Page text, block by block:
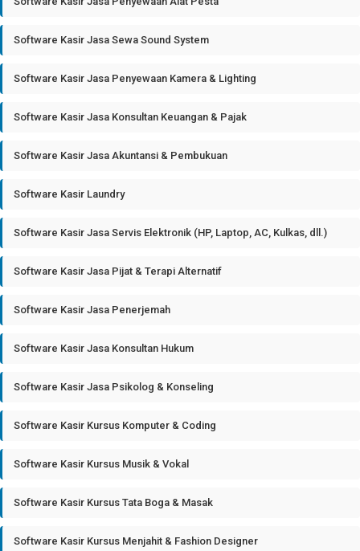
Software Kasir Jasa Sewa Sound System
Software Kasir Jasa Penyewaan Kamera & Lighting
Software Kasir Jasa Konsultan Keuangan & Pajak
Software Kasir Jasa Akuntansi & Pembukuan
Software Kasir Laundry
Software Kasir Jasa Servis Elektronik (HP, Laptop, AC, Kulkas, dll.)
Software Kasir Jasa Pijat & Terapi Alternatif
Software Kasir Jasa Penerjemah
Software Kasir Jasa Konsultan Hukum
Software Kasir Jasa Psikolog & Konseling
Software Kasir Kursus Komputer & Coding
Software Kasir Kursus Musik & Vokal
Software Kasir Kursus Tata Boga & Masak
Software Kasir Kursus Menjahit & Fashion Designer